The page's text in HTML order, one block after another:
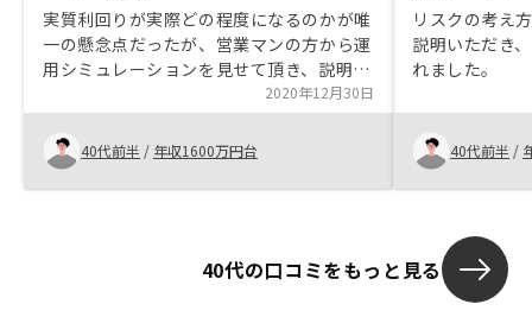
実質利回りが実際どの程度になるのかが唯
一の懸念点だったが、営業マンの方から運
用シミュレーションを見せて頂き、説明を
受け、納得することかできたから。アプリ
上の収益シミュレーションに不動産相場が
タイムリーに連動するようになると良いと
思います。
2020年12月30日
40代前半 / 年収1600万円台
リスクの考え
説明いただき
れました。
40代前半 /
40代の口コミをもっと見る